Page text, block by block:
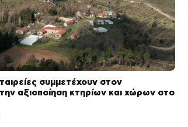
συμμετέχουν στον
αξιοποίηση κτηρίων και χώρων στο